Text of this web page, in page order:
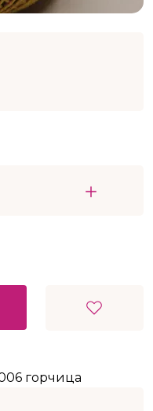
горчица